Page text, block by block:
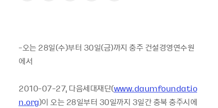
-오는 28일(수)부터 30일(금)까지 충주 건설경영연수원
에서
2010-07-27, 다음세대재단(www.daumfoundatio
n.org)이 오는 28일부터 30일까지 3일간 충북 충주시에